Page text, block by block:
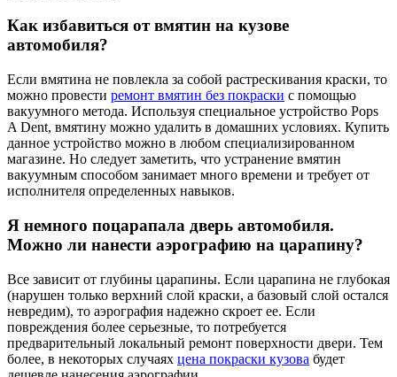
Как избавиться от вмятин на кузове
автомобиля?
Если вмятина не повлекла за собой растрескивания краски, то
можно провести ремонт вмятин без покраски с помощью
вакуумного метода. Используя специальное устройство Pops
A Dent, вмятину можно удалить в домашних условиях. Купить
данное устройство можно в любом специализированном
магазине. Но следует заметить, что устранение вмятин
вакуумным способом занимает много времени и требует от
исполнителя определенных навыков.
Я немного поцарапала дверь автомобиля.
Можно ли нанести аэрографию на царапину?
Все зависит от глубины царапины. Если царапина не глубокая
(нарушен только верхний слой краски, а базовый слой остался
невредим), то аэрография надежно скроет ее. Если
повреждения более серьезные, то потребуется
предварительный локальный ремонт поверхности двери. Тем
более, в некоторых случаях цена покраски кузова будет